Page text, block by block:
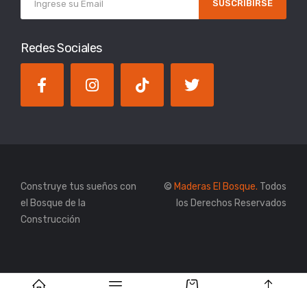
SUSCRIBIRSE
Redes Sociales
Construye tus sueños con
el Bosque de la
Construcción
© Maderas El Bosque. Todos
los Derechos Reservados